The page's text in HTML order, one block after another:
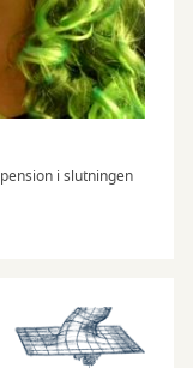
i slutningen